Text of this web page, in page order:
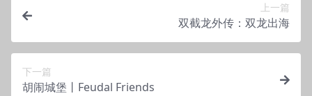
上一篇
双截龙外传：双龙出海
下一篇
胡闹城堡丨Feudal Friends